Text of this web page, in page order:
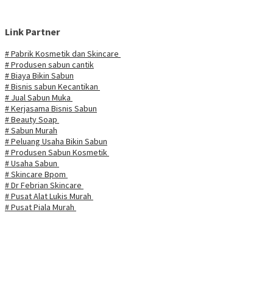
Link Partner
# Pabrik Kosmetik dan Skincare
# Produsen sabun cantik
# Biaya Bikin Sabun
# Bisnis sabun Kecantikan
# Jual Sabun Muka
# Kerjasama Bisnis Sabun
# Beauty Soap
# Sabun Murah
# Peluang Usaha Bikin Sabun
# Produsen Sabun Kosmetik
# Usaha Sabun
# Skincare Bpom
# Dr Febrian Skincare
# Pusat Alat Lukis Murah
# Pusat Piala Murah